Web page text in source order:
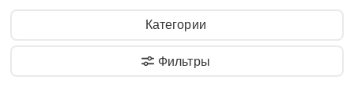
Категории
Фильтры